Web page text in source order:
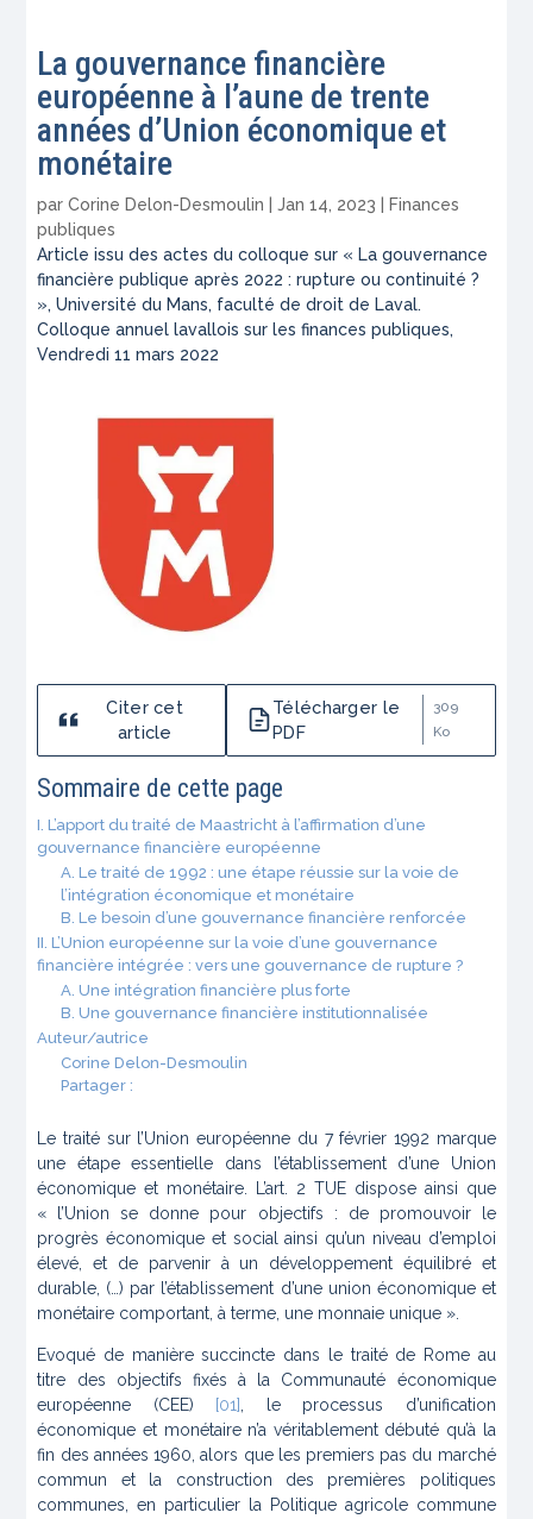
La gouvernance financière
européenne à l’aune de trente
années d’Union économique et
monétaire
parCorine Delon-Desmoulin |Jan 14, 2023 |Finances
publiques
Article issu des actes du colloque sur « La gouvernance
financière publique après 2022 : rupture ou continuité ?
», Université du Mans, faculté de droit de Laval.
Colloque annuel lavallois sur les finances publiques,
Vendredi 11 mars 2022
Citer cet
article
Télécharger le
PDF
309
Ko
Sommaire de cette page
I. L’apport du traité de Maastricht à l’affirmation d’une
gouvernance financière européenne
A. Le traité de 1992 : une étape réussie sur la voie de
l’intégration économique et monétaire
B. Le besoin d’une gouvernance financière renforcée
II. L’Union européenne sur la voie d’une gouvernance
financière intégrée : vers une gouvernance de rupture ?
A. Une intégration financière plus forte
B. Une gouvernance financière institutionnalisée
Auteur/autrice
Corine Delon-Desmoulin
Partager :
Le traité sur l’Union européenne du 7 février 1992 marque
une étape essentielle dans l’établissement d’une Union
économique et monétaire. L’art. 2 TUE dispose ainsi que
« l’Union se donne pour objectifs : de promouvoir le
progrès économique et social ainsi qu’un niveau d’emploi
élevé, et de parvenir à un développement équilibré et
durable, (…) par l’établissement d’une union économique et
monétaire comportant, à terme, une monnaie unique ».
Evoqué de manière succincte dans le traité de Rome au
titre des objectifs fixés à la Communauté économique
européenne (CEE)
[01]
, le processus d’unification
économique et monétaire n’a véritablement débuté qu’à la
fin des années 1960, alors que les premiers pas du marché
commun et la construction des premières politiques
communes, en particulier la Politique agricole commune